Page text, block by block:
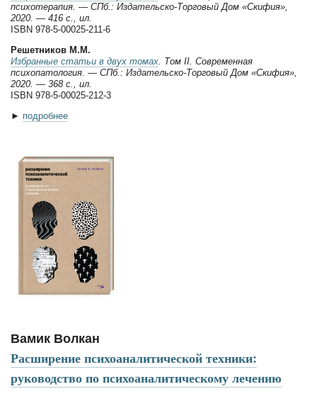
психотерапия. — СПб.: Издательско-Торговый Дом «Скифия»,
2020. — 416 с., ил.
ISBN 978-5-00025-211-6
Решетников М.М.
Избранные статьи в двух томах. Том II. Современная
психопатология. — СПб.: Издательско-Торговый Дом «Скифия»,
2020. — 368 с., ил.
ISBN 978-5-00025-212-3
► подробнее
Вамик Волкан
Расширение психоаналитической техники:
руководство по психоаналитическому лечению